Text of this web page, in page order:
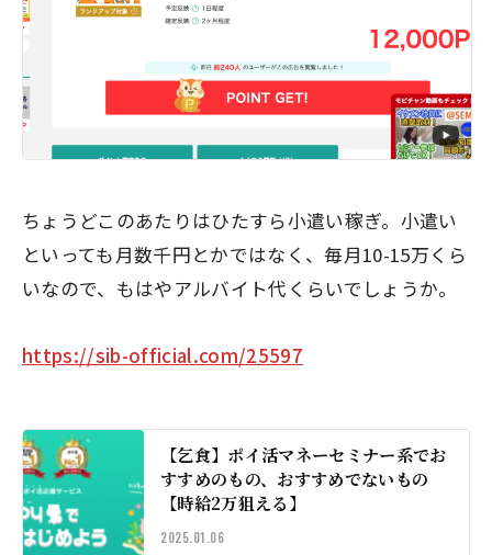
ちょうどこのあたりはひたすら小遣い稼ぎ。小遣い
といっても月数千円とかではなく、毎月10-15万くら
いなので、もはやアルバイト代くらいでしょうか。
https://sib-official.com/25597
【乞食】ポイ活マネーセミナー系でお
すすめのもの、おすすめでないもの
【時給2万狙える】
2025.01.06